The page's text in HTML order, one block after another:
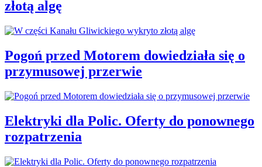
złotą algę
Pogoń przed Motorem dowiedziała się o
przymusowej przerwie
Elektryki dla Polic. Oferty do ponownego
rozpatrzenia